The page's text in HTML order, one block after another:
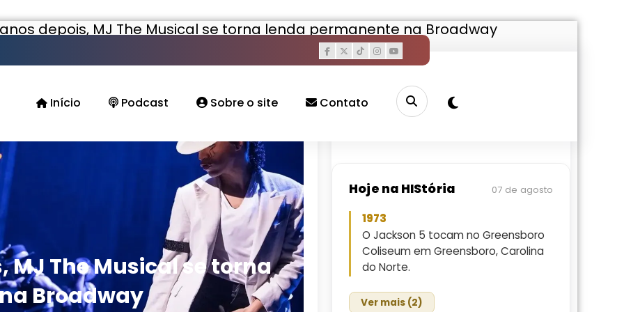
Início
Podcast Sobre o site Contato
depois, MJ The Musical se torna lenda permanente na Broadway
MJ The Musical se torna
Broadway
Hoje na HIStória 07 de agosto
1973
O Jackson 5 tocam no Greensboro
Coliseum em Greensboro, Carolina
do Norte.
Ver mais (2)